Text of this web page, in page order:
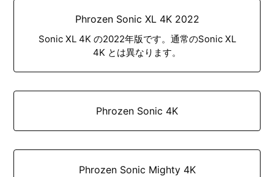
Phrozen Sonic XL 4K 2022
Sonic XL 4K の2022年版です。通常のSonic XL
4K とは異なります。
Phrozen Sonic 4K
Phrozen Sonic Mighty 4K